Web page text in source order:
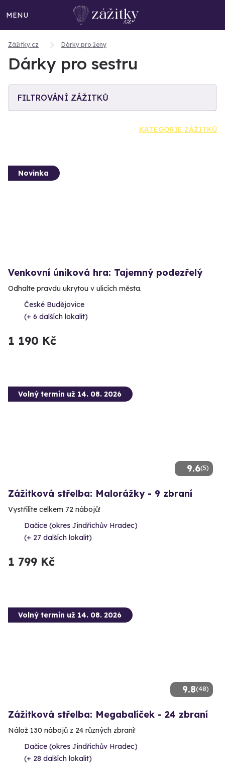
MENU
Zážitky.cz Dárky pro ženy
Dárky pro sestru
FILTROVÁNÍ ZÁŽITKŮ
KATEGORIE ZÁŽITKŮ
Novinka
Venkovní úniková hra: Tajemný podezřelý
Odhalte pravdu ukrytou v ulicích města.
České Budějovice
(+ 6 dalších lokalit)
1 190 Kč
9.6(5)
Volný termín už 14. 08. 2026
Zážitková střelba: Malorážky - 9 zbraní
Vystřílíte celkem 72 nábojů!
Dačice (okres Jindřichův Hradec)
(+ 27 dalších lokalit)
1 799 Kč
9.8(48)
Volný termín už 14. 08. 2026
Zážitková střelba: Megabalíček - 24 zbraní
Nálož 130 nábojů z 24 různých zbraní!
Dačice (okres Jindřichův Hradec)
(+ 28 dalších lokalit)